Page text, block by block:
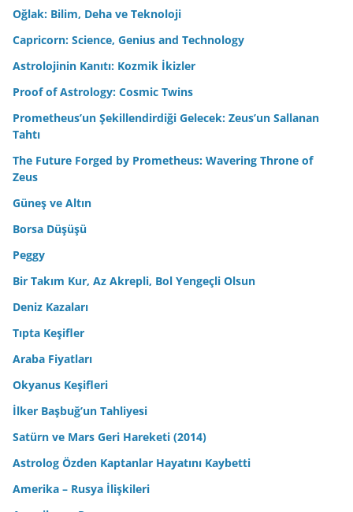
Oğlak: Bilim, Deha ve Teknoloji
Capricorn: Science, Genius and Technology
Astrolojinin Kanıtı: Kozmik İkizler
Proof of Astrology: Cosmic Twins
Prometheus’un Şekillendirdiği Gelecek: Zeus’un Sallanan
Tahtı
The Future Forged by Prometheus: Wavering Throne of
Zeus
Güneş ve Altın
Borsa Düşüşü
Peggy
Bir Takım Kur, Az Akrepli, Bol Yengeçli Olsun
Deniz Kazaları
Tıpta Keşifler
Araba Fiyatları
Okyanus Keşifleri
İlker Başbuğ’un Tahliyesi
Satürn ve Mars Geri Hareketi (2014)
Astrolog Özden Kaptanlar Hayatını Kaybetti
Amerika – Rusya İlişkileri